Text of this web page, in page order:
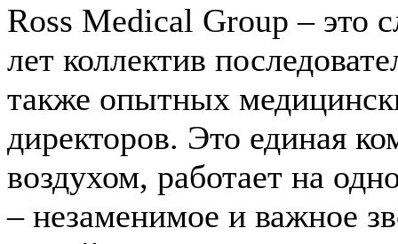
Ross Medical Group – это
лет коллектив
также опытных
директоров. Это единая
воздухом, работает на
– незаменимое и важное